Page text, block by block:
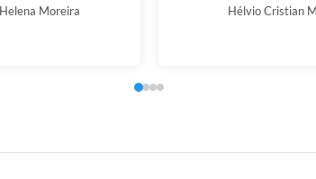
Moreira Hélvio Cristian